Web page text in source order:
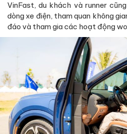
VinFast, du khách và runner
dòng xe điện, tham quan không
đáo và tham gia các hoạt động